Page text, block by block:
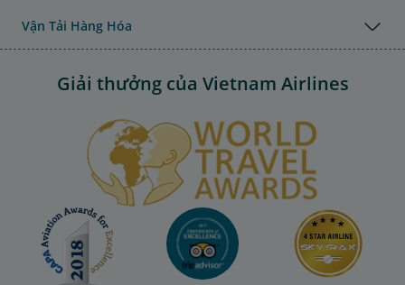
Vận Tải Hàng Hóa
Giải thưởng của Vietnam Airlines